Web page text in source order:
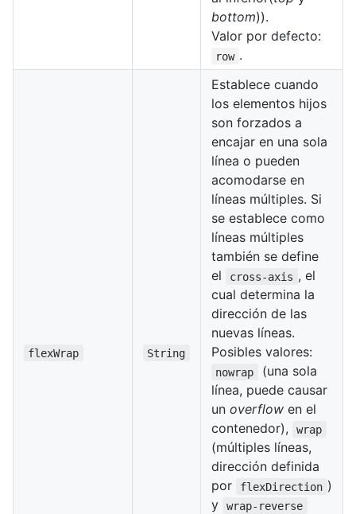
bottom)).
Valor por defecto:
row .
flexWrap String
Establece cuando
los elementos hijos
son forzados a
encajar en una sola
línea o pueden
acomodarse en
líneas múltiples. Si
se establece como
líneas múltiples
también se define
el
cross-axis , el
cual determina la
dirección de las
nuevas líneas.
Posibles valores:
nowrap
(una sola
línea, puede causar
un overflow en el
contenedor),
wrap
(múltiples líneas,
dirección definida
por
flexDirection )
y
wrap-reverse